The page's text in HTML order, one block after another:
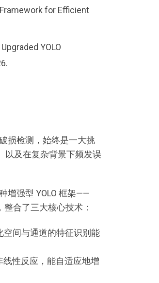
for Efficient
YOLO
损检测，始终是一大挑
以及在复杂背景下频发误
增强型 YOLO 框架——
整合了三大核心技术：
空间与通道的特征识别能
性反应，能自适应地增